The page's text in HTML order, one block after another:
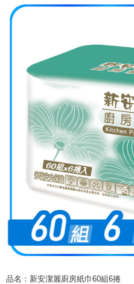
Sila ambil perhatian bahawa
bagaimanapun, bagi mereka yang
dan mendaftar sebagai ahli
sehingga 45 hari.
Tempoh pembayaran dikira dari
ditambah dengan bilangan hari
boleh melanjutkan tempoh
pesanan. Walau bagaimanapun,
menerima pesanan anda semasa
prapesanan atau produk yang
lama untuk dihantar). Oleh itu,
kepada AFTEE dalam tempoh
Kedua, Sekatan Pembayaran
1. Jumlah yang diperakui untuk
NT$10,000. Amaun diperakui
keputusan pensijilan dan semakan
2. Amaun perbelanjaan minimum
3. Pada masa ini hanya tersedia
Ketiga, Syarat Perkhidmatan
Perkhidmatan AFTEE Beli
akan menggunakan data peribadi
品名：新安潔麗廚房紙巾60組6捲